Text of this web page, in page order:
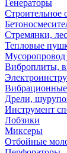
Генераторы
Строительное
Стремянки,
Тепловые
Мусоропровод
Виброплиты,
Дрели,
Инструмент
Лобзики
Миксеры
Отбойные